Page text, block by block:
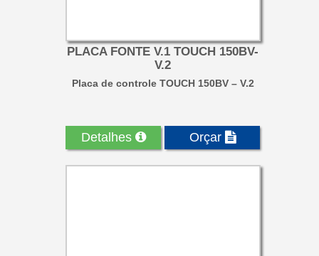
PLACA FONTE V.1 TOUCH 150BV-
V.2
Placa de controle TOUCH 150BV – V.2
Detalhes Orçar